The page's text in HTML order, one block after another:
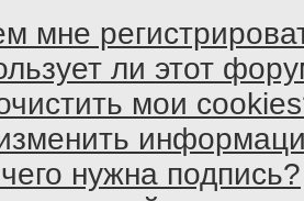
мне
ли этот
мои
нужна подпись?